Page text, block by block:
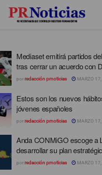
Mediaset emitirá partidos
tras cerrar un acuerdo con
porredacción prnoticias MARZO
Estos son los nuevos
jóvenes españoles
porredacción prnoticias MARZO
Anda CONMiGO escoge a
desarrollar su plan
porredacción prnoticias MARZO